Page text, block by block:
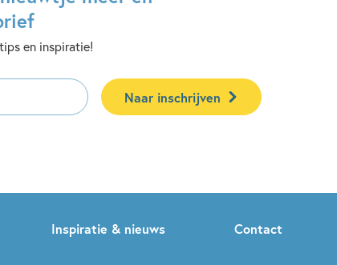
en inspiratie!
Naar inschrijven
Inspiratie & nieuws Contact